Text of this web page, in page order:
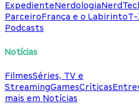
ExpedienteNerdologia
ParceiroFrança e o Labirinto
Podcasts
Notícias
FilmesSéries, TV e
StreamingGamesCríticas
mais em Notícias